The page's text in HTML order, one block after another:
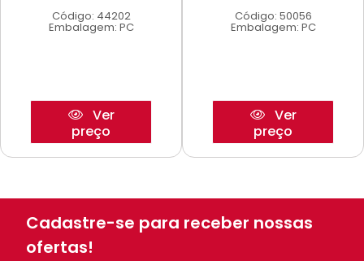
Código: 44202
Embalagem: PC
Ver
preço
Código: 50056
Embalagem: PC
Ver
preço
Cadastre-se para receber nossas
ofertas!